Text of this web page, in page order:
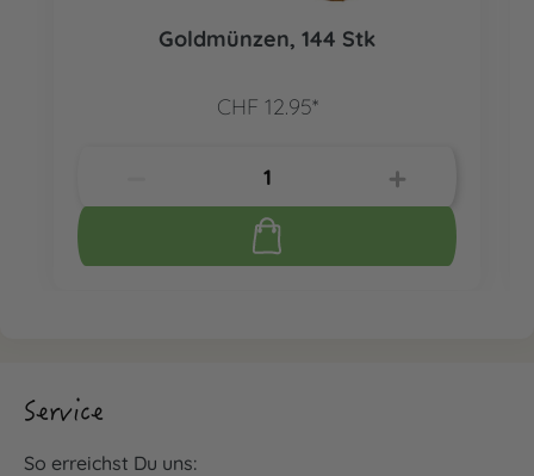
Goldmünzen, 144 Stk
CHF 12.95*
Service
So erreichst Du uns: